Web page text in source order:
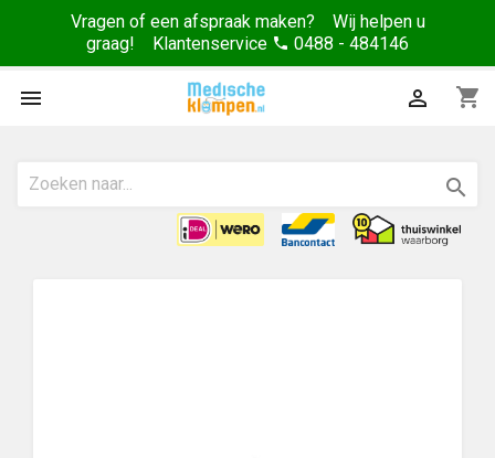
Vragen of een afspraak maken? Wij helpen u
graag! Klantenservice phone 0488 - 484146
 shopping_cart

